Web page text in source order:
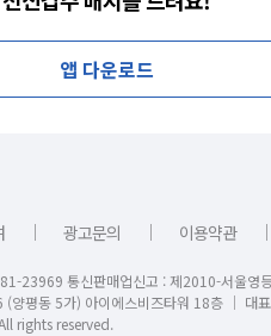
앱 다운로드
｜ 광고문의 ｜ 이용약관 ｜
23969 통신판매업신고 : 제2010-서울영
(양평동 5가) 아이에스비즈타워 18층 │ 대
rights reserved.